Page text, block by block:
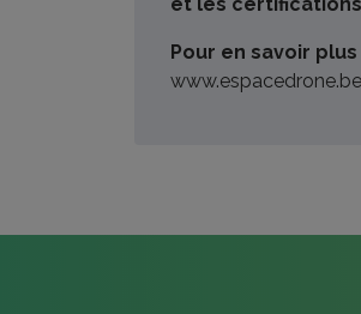
Pour en savoir
www.espacedrone.be